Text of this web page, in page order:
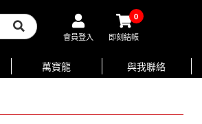
會員登入
0
即刻結帳
萬寶龍 與我聯絡